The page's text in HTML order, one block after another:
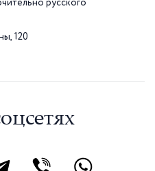
русского
120